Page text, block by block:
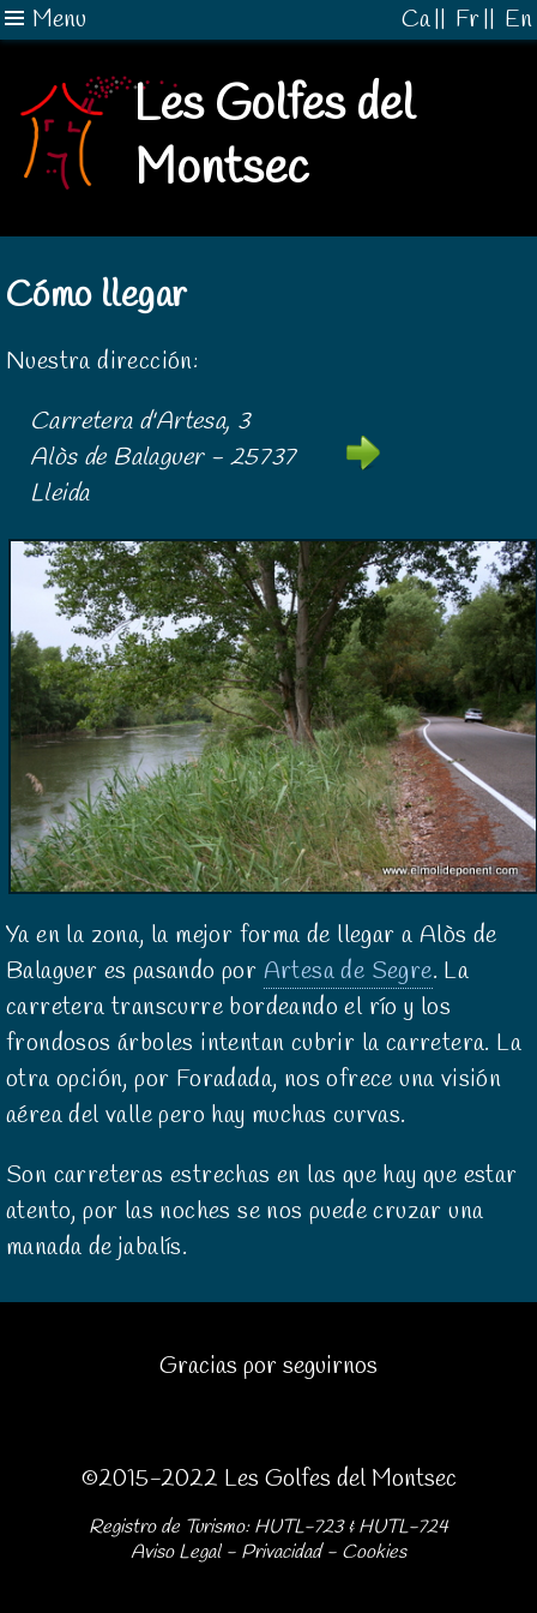
Menu Ca|| Fr|| En
Les Golfes del
Montsec
Cómo llegar
Nuestra dirección:
Carretera d'Artesa, 3
Alòs de Balaguer - 25737
Lleida
Ya en la zona, la mejor forma de llegar a Alòs de
Balaguer es pasando por Artesa de Segre. La
carretera transcurre bordeando el río y los
frondosos árboles intentan cubrir la carretera. La
otra opción, por Foradada, nos ofrece una visión
aérea del valle pero hay muchas curvas.
Son carreteras estrechas en las que hay que estar
atento, por las noches se nos puede cruzar una
manada de jabalís.
Gracias por seguirnos
©2015-2022 Les Golfes del Montsec
Registro de Turismo: HUTL-723 & HUTL-724
Aviso Legal- Privacidad- Cookies